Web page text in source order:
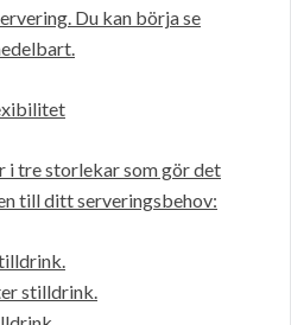
Du kan börja se
i tre storlekar som gör det
till ditt serveringsbehov:
stilldrink.